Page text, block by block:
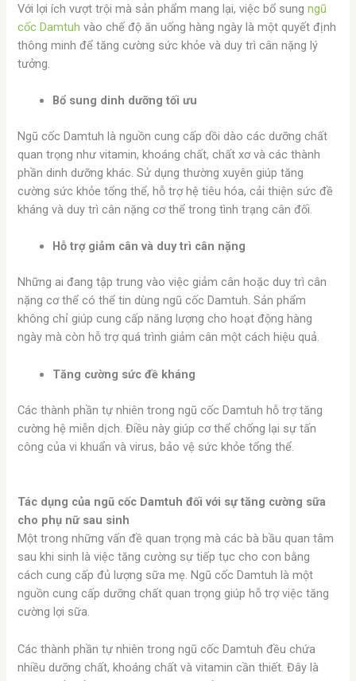
Với lợi ích vượt trội mà sản phẩm mang lại, việc bổ sungngũ
cốc Damtuh vào chế độ ăn uống hàng ngày là một quyết định
thông minh để tăng cường sức khỏe và duy trì cân nặng lý
tưởng.
Bổ sung dinh dưỡng tối ưu
Ngũ cốc Damtuh là nguồn cung cấp dồi dào các dưỡng chất
quan trọng như vitamin, khoáng chất, chất xơ và các thành
phần dinh dưỡng khác. Sử dụng thường xuyên giúp tăng
cường sức khỏe tổng thể, hỗ trợ hệ tiêu hóa, cải thiện sức đề
kháng và duy trì cân nặng cơ thể trong tình trạng cân đối.
Hỗ trợ giảm cân và duy trì cân nặng
Những ai đang tập trung vào việc giảm cân hoặc duy trì cân
nặng cơ thể có thể tin dùng ngũ cốc Damtuh. Sản phẩm
không chỉ giúp cung cấp năng lượng cho hoạt động hàng
ngày mà còn hỗ trợ quá trình giảm cân một cách hiệu quả.
Tăng cường sức đề kháng
Các thành phần tự nhiên trong ngũ cốc Damtuh hỗ trợ tăng
cường hệ miễn dịch. Điều này giúp cơ thể chống lại sự tấn
công của vi khuẩn và virus, bảo vệ sức khỏe tổng thể.
Tác dụng của ngũ cốc Damtuh đối với sự tăng cường sữa
cho phụ nữ sau sinh
Một trong những vấn đề quan trọng mà các bà bầu quan tâm
sau khi sinh là việc tăng cường sự tiếp tục cho con bằng
cách cung cấp đủ lượng sữa mẹ. Ngũ cốc Damtuh là một
nguồn cung cấp dưỡng chất quan trọng giúp hỗ trợ việc tăng
cường lợi sữa.
Các thành phần tự nhiên trong ngũ cốc Damtuh đều chứa
nhiều dưỡng chất, khoáng chất và vitamin cần thiết. Đây là